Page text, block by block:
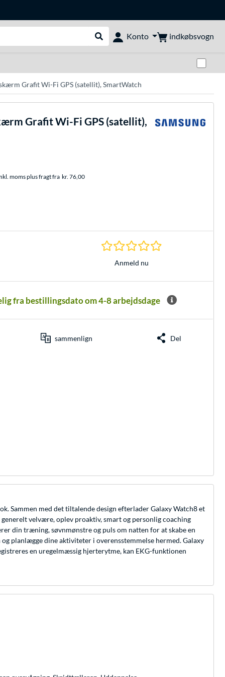
Udfør søgning
Konto indkøbsvogn
Grafit Wi-Fi GPS (satellit), SmartWatch
Grafit Wi-Fi GPS (satellit),
moms plus fragt fra kr. 76,00
0.0 Stjerner hos 0
Anmeld nu
fra bestillingsdato om 4-8 arbejdsdage
sammenlign Del
Sammen med det tiltalende design efterlader Galaxy Watch8 et
velvære, oplev proaktiv, smart og personlig coaching
din træning, søvnmønstre og puls om natten for at skabe en
planlægge dine aktiviteter i overensstemmelse hermed. Galaxy
en uregelmæssig hjerterytme, kan EKG-funktionen